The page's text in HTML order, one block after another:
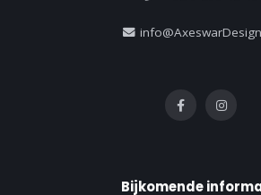
Bijkomende